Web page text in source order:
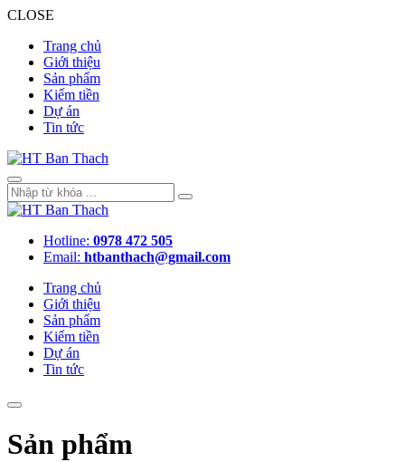
CLOSE
Trang chủ
Giới thiệu
Sản phẩm
Kiếm tiền
Dự án
Tin tức
Hotline: 0978 472 505
Email: htbanthach@gmail.com
Trang chủ
Giới thiệu
Sản phẩm
Kiếm tiền
Dự án
Tin tức
Sản phẩm